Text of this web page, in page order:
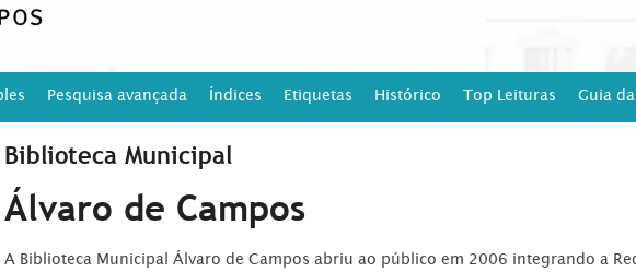
Pesquisa avançada Índices Etiquetas Histórico Top Leituras Guia
Biblioteca Municipal
Álvaro de Campos
A Biblioteca Municipal Álvaro de Campos abriu ao público em 2006 integrando a